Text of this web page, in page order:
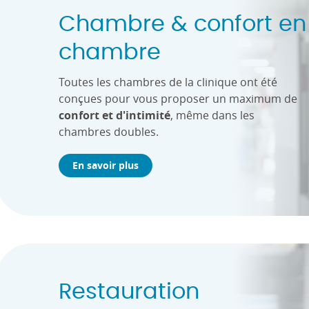
Chambre & confort en
chambre
Toutes les chambres de la clinique ont été
conçues pour vous proposer un maximum de
confort et d'intimité, même dans les
chambres doubles.
En savoir plus
Restauration